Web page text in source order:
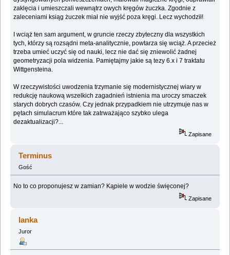
zaklęcia i umieszczali wewnątrz owych kręgów żuczka. Zgodnie z
zaleceniami ksiąg żuczek miał nie wyjść poza kręgi. Lecz wychodził!
I wciąż ten sam argument, w gruncie rzeczy zbyteczny dla wszystkich
tych, którzy są rozsądni meta-analitycznie, powtarza się wciąż. A przecież
trzeba umieć uczyć się od nauki, lecz nie dać się zniewolić żadnej
geometryzacji pola widzenia. Pamiętajmy jakie są tezy 6.x i 7 traktatu
Wittgensteina.
W rzeczywistości uwodzenia trzymanie się modernistycznej wiary w
redukcję naukową wszelkich zagadnień istnienia ma uroczy smaczek
starych dobrych czasów. Czy jednak przypadkiem nie utrzymuje nas w
pętach simulacrum które tak zatrważająco szybko ulega
dezaktualizacji?...
Zapisane
Terminus
Gość
No to co proponujesz w zamian? Kąpiele w wodzie święconej?
Zapisane
lanka
Juror